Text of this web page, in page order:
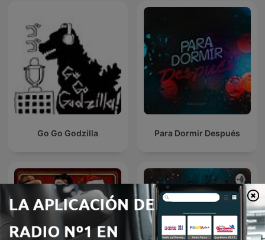
Go Go Godzilla Para Dormir Después